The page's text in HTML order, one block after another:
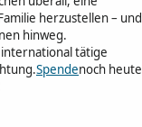
herzustellen – und
hinweg.
international tätige
Spendenoch heute